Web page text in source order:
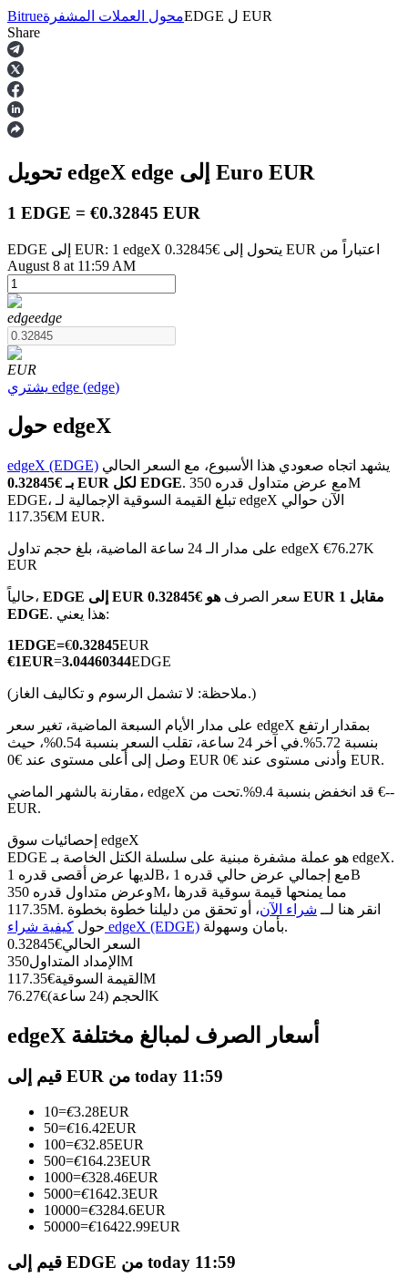
العقود الآجلة
العقود الآجلة لـ COIN-M
TradFi
نسخ التداول
انضم إلى أفضل المتداولين
كن متداول نسخ
Bitrueمحول العملات المشفرةEDGE ل EUR
Share
تحويل edgeX edge إلى Euro EUR
1 EDGE = €0.32845 EUR
EDGE إلى EUR: 1 edgeX يتحول إلى €0.32845 EUR اعتباراً من
August 8 at 11:59 AM
edgeedge
EUR
يشتري edge (edge)
حول edgeX
edgeX (EDGE) يشهد اتجاه صعودي هذا الأسبوع، مع السعر الحالي
بـ €0.32845 EUR لكل EDGE. مع عرض متداول قدره 350M
EDGE، تبلغ القيمة السوقية الإجمالية لـ edgeX الآن حوالي
€117.35M EUR.
على مدار الـ 24 ساعة الماضية، بلغ حجم تداول edgeX €76.27K
EUR
حالياً، EDGE إلى EUR سعر الصرف
هو €0.32845 EUR مقابل 1
EDGE
. هذا يعني:
1EDGE=€0.32845EUR
€1EUR=3.04460344EDGE
(ملاحظة: لا تشمل الرسوم و تكاليف الغاز.)
على مدار الأيام السبعة الماضية، تغير سعر edgeX بمقدار ارتفع
بنسبة 5.72%.
في آخر 24 ساعة، تقلب السعر بنسبة 0.54%، حيث
وصل إلى أعلى مستوى عند €0 EUR وأدنى مستوى عند €0 EUR.
مقارنة بالشهر الماضي، edgeX قد انخفض بنسبة 9.4%.تحت من €--
EUR.
إحصائيات سوق edgeX
EDGE هو عملة مشفرة مبنية على سلسلة الكتل الخاصة بـ edgeX.
لديها عرض أقصى قدره 1B، مع إجمالي عرض حالي قدره 1B
وعرض متداول قدره 350M، مما يمنحها قيمة سوقية قدرها
117.35M. انقر هنا لــ شراء الآن، أو تحقق من دليلنا خطوة بخطوة
حول كيفية شراء edgeX (EDGE)
بأمان وسهولة.
السعر الحالي€
0.32845
الإمداد المتداول 350M
القيمة السوقية€
117.35M
الحجم (24 ساعة)
€ 76.27K
edgeX أسعار الصرف لمبالغ مختلفة
قيم إلى EUR من today 11:59
10=€3.28EUR
50=€16.42EUR
100=€32.85EUR
500=€164.23EUR
1000=€328.46EUR
5000=€1642.3EUR
10000=€3284.6EUR
50000=€16422.99EUR
قيم إلى EDGE من today 11:59